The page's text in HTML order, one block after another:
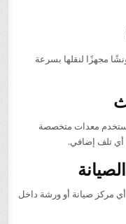
مجهزًا لنقلها بسرعة
معدات متخصصة
أي تلف إضافي.
أي مركز صيانة أو ورشة داخل